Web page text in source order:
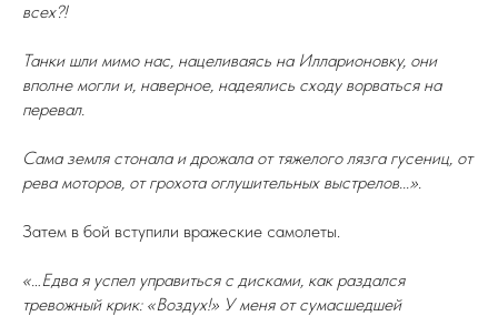
всех?!
Танки шли мимо нас, нацеливаясь на Илларионовку, они
вполне могли и, наверное, надеялись сходу ворваться на
перевал.
Сама земля стонала и дрожала от тяжелого лязга гусениц, от
рева моторов, от грохота оглушительных выстрелов...».
Затем в бой вступили вражеские самолеты.
«…Едва я успел управиться с дисками, как раздался
тревожный крик: «Воздух!» У меня от сумасшедшей